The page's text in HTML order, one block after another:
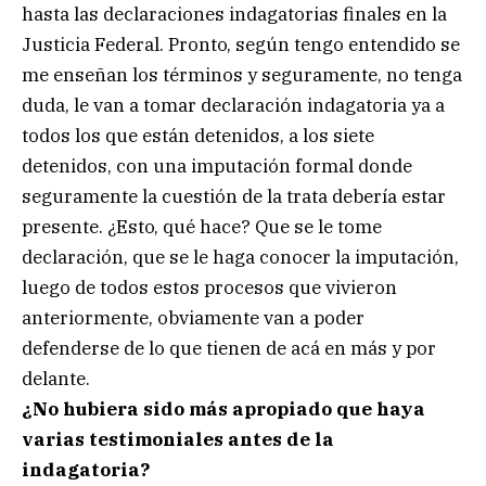
hasta las declaraciones indagatorias finales en la
Justicia Federal. Pronto, según tengo entendido se
me enseñan los términos y seguramente, no tenga
duda, le van a tomar declaración indagatoria ya a
todos los que están detenidos, a los siete
detenidos, con una imputación formal donde
seguramente la cuestión de la trata debería estar
presente. ¿Esto, qué hace? Que se le tome
declaración, que se le haga conocer la imputación,
luego de todos estos procesos que vivieron
anteriormente, obviamente van a poder
defenderse de lo que tienen de acá en más y por
delante.
¿No hubiera sido más apropiado que haya
varias testimoniales antes de la
indagatoria?